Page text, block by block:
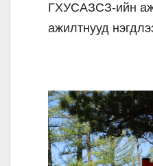
ГХУСАЗСЗ-ийн
ажилтнууд